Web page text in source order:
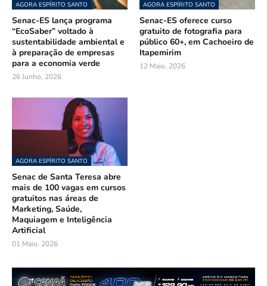
AGORA ESPÍRITO SANTO
Senac-ES lança programa
“EcoSaber” voltado à
sustentabilidade ambiental e
à preparação de empresas
para a economia verde
26 Junho, 2026
AGORA ESPÍRITO SANTO
Senac-ES oferece curso
gratuito de fotografia para
público 60+, em Cachoeiro de
Itapemirim
12 Maio, 2026
AGORA ESPÍRITO SANTO
Senac de Santa Teresa abre
mais de 100 vagas em cursos
gratuitos nas áreas de
Marketing, Saúde,
Maquiagem e Inteligência
Artificial
01 Maio, 2026